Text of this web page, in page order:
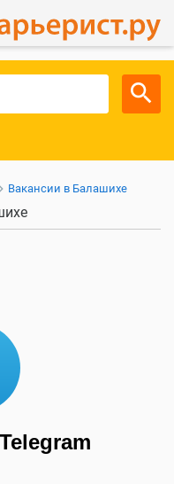
Вакансии в Балашихе